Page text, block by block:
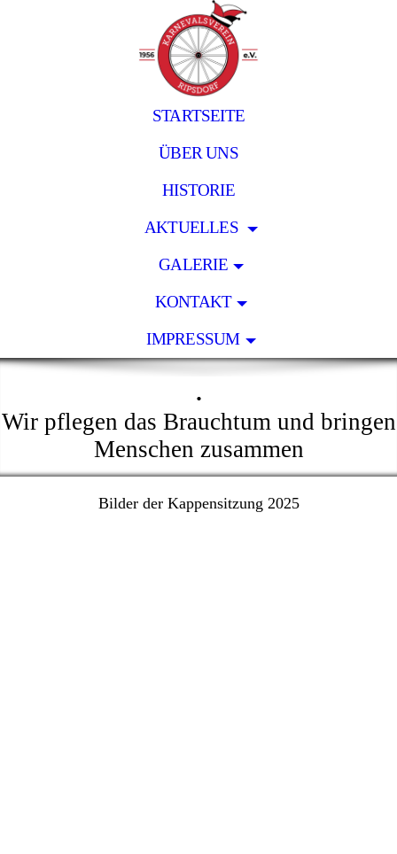
STARTSEITE
ÜBER UNS
HISTORIE
AKTUELLES
GALERIE
KONTAKT
IMPRESSUM
.
Wir pflegen das Brauchtum und bringen
Menschen zusammen
Bilder der Kappensitzung 2025